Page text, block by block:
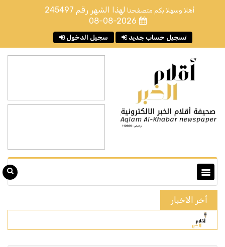
أهلا وسهلا بكم متصفحنا لهذا الشهر رقم 245497
08-08-2026
سجيل الدخول تسجيل حساب جديد
أخر الاخبار